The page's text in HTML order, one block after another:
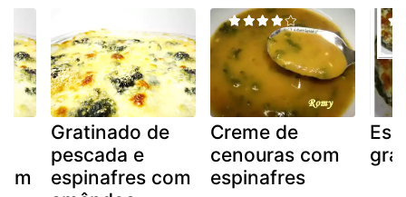
Gratinado de
pescada e
espinafres com
Creme de
cenouras com
espinafres